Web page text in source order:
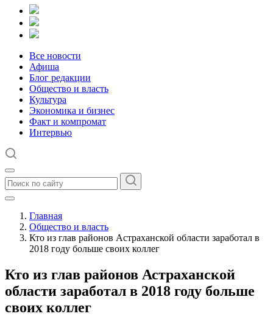
Все новости
Афиша
Блог редакции
Общество и власть
Культура
Экономика и бизнес
Факт и компромат
Интервью
Главная
Общество и власть
Кто из глав районов Астраханской области заработал в
2018 году больше своих коллег
Кто из глав районов Астраханской
области заработал в 2018 году больше
своих коллег